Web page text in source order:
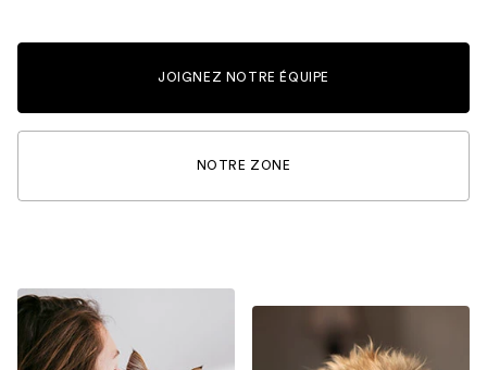
JOIGNEZ NOTRE ÉQUIPE
NOTRE ZONE